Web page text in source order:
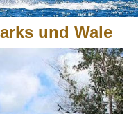
und Wale